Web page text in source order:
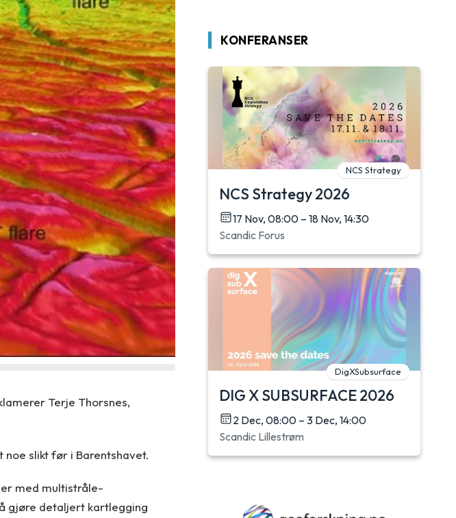
Terje Thorsnes,
slikt før i Barentshavet.
med multistråle-
gjøre detaljert kartlegging
KONFERANSER
NCS Strategy
NCS Strategy 2026
17 Nov, 08:00 – 18 Nov, 14:30
Scandic Forus
DigXSubsurface
DIG X SUBSURFACE 2026
2 Dec, 08:00 – 3 Dec, 14:00
Scandic Lillestrøm